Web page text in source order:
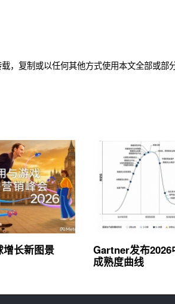
，复制或以任何其他方式使用本文全部或部
长新图景
Gartner发布
成熟度曲线